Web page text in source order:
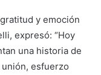
y emoción
expresó: “Hoy
una historia de
esfuerzo